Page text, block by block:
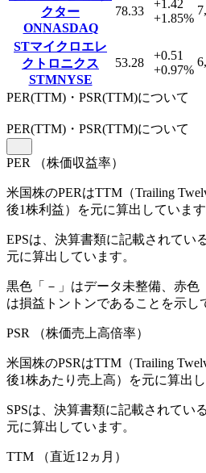
クター
ONNASDAQ
78.33
+1.42
+1.85%
STマイクロエレ
クトロニクス
STMNYSE
53.28
+0.51
+0.97%
PER(TTM)・PSR(TTM)について
PER(TTM) ・PSR(TTM)について
PER （株価収益率）
米国株のPERはTTM（Trailing
後1株利益）を元に算出しています
EPSは、決算書類に記載されてい
元に算出しています。
黒色「－」はデータ未整備、赤色
は損益トントンであることを示し
PSR （株価売上高倍率）
米国株のPSRはTTM（Trailing
後1株あたり売上高）を元に算出し
SPSは、決算書類に記載されてい
元に算出しています。
TTM （直近12ヵ月）